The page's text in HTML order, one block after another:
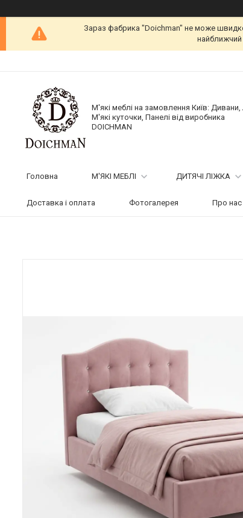
Зараз фабрика "Doichman" не може швидко
найближчий
М'які меблі на замовлення Київ: Дивани,
М'які куточки, Панелі від виробника
DOICHMAN
Головна М'ЯКІ МЕБЛІ ДИТЯЧІ ЛІЖКА
Доставка і оплата Фотогалерея Про нас